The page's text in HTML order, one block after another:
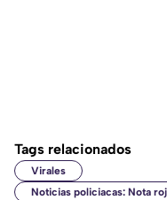
Tags relacionados
Virales
Noticias policiacas: Nota